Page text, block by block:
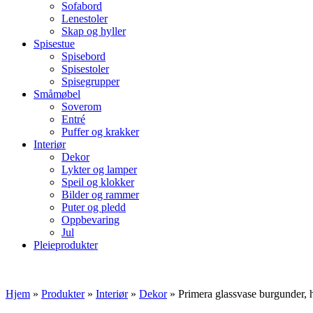
Sofabord
Lenestoler
Skap og hyller
Spisestue
Spisebord
Spisestoler
Spisegrupper
Småmøbel
Soverom
Entré
Puffer og krakker
Interiør
Dekor
Lykter og lamper
Speil og klokker
Bilder og rammer
Puter og pledd
Oppbevaring
Jul
Pleieprodukter
Hjem » Produkter» Interiør» Dekor» Primera glassvase burgunder,